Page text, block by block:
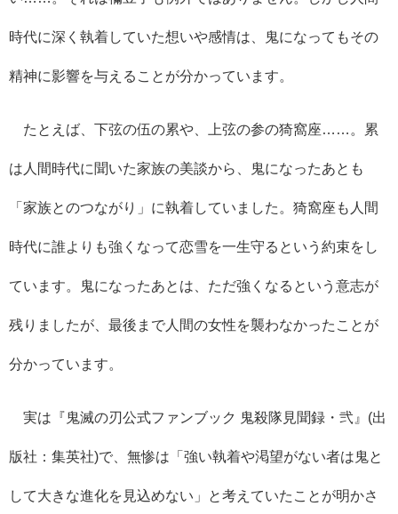
時代に深く執着していた想いや感情は、鬼になってもその
精神に影響を与えることが分かっています。
たとえば、下弦の伍の累や、上弦の参の猗窩座……。累
は人間時代に聞いた家族の美談から、鬼になったあとも
「家族とのつながり」に執着していました。猗窩座も人間
時代に誰よりも強くなって恋雪を一生守るという約束をし
ています。鬼になったあとは、ただ強くなるという意志が
残りましたが、最後まで人間の女性を襲わなかったことが
分かっています。
実は『鬼滅の刃公式ファンブック 鬼殺隊見聞録・弐』(出
版社：集英社)で、無惨は「強い執着や渇望がない者は鬼と
して大きな進化を見込めない」と考えていたことが明かさ